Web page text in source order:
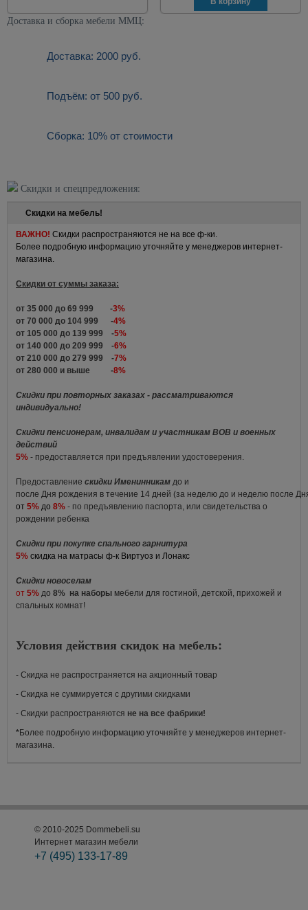
Доставка и сборка мебели ММЦ:
Доставка: 2000 руб.
Подъём: от 500 руб.
Сборка: 10% от стоимости
Скидки и спецпредложения:
Скидки на мебель!
ВАЖНО! Скидки распространяются не на все ф-ки.
Более подробную информацию уточняйте у менеджеров интернет-
магазина.
Скидки от суммы заказа:
от 35 000 до 69 999 -3%
от 70 000 до 104 999 -4%
от 105 000 до 139 999 -5%
от 140 000 до 209 999 -6%
от 210 000 до 279 999 -7%
от 280 000 и выше -8%
Скидки при повторных заказах - рассматриваются
индивидуально!
Скидки пенсионерам, инвалидам и участникам ВОВ и военных
действий
5% - предоставляется при предъявлении удостоверения.
Предоставление скидки Именинникам до и
после Дня рождения в течение 14 дней (за неделю до и неделю после
от 5% до 8% - по предъявлению паспорта, или свидетельства о
рождении ребенка
Скидки при покупке спального гарнитура
5% скидка на матрасы ф-к Виртуоз и Лонакс
Скидки новоселам
от 5% до 8% на наборы мебели для гостиной, детской, прихожей и
спальных комнат!
Условия действия скидок на мебель:
- Скидка не распространяется на акционный товар
- Скидка не суммируется с другими скидками
- Скидки распространяются не на все фабрики!
*Более подробную информацию уточняйте у менеджеров интернет-
магазина.
© 2010-2025 Dommebeli.su
Интернет магазин мебели
+7 (495) 133-17-89